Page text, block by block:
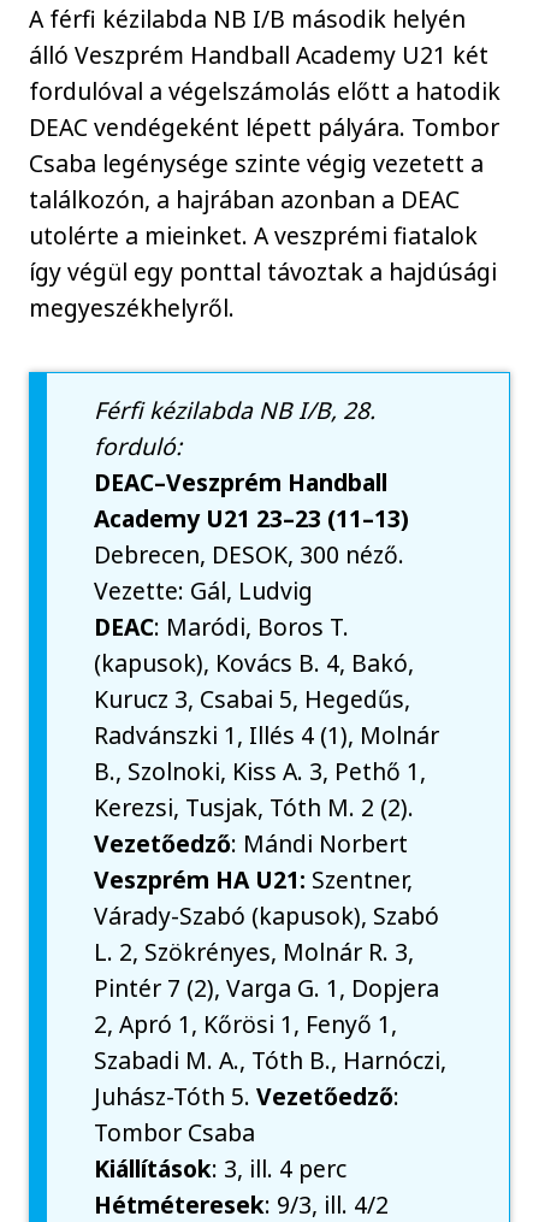
A férfi kézilabda NB I/B második helyén
álló Veszprém Handball Academy U21 két
fordulóval a végelszámolás előtt a hatodik
DEAC vendégeként lépett pályára. Tombor
Csaba legénysége szinte végig vezetett a
találkozón, a hajrában azonban a DEAC
utolérte a mieinket. A veszprémi fiatalok
így végül egy ponttal távoztak a hajdúsági
megyeszékhelyről.
Férfi kézilabda NB I/B, 28.
forduló:
DEAC–Veszprém Handball
Academy U21 23–23 (11–13)
Debrecen, DESOK, 300 néző.
Vezette: Gál, Ludvig
DEAC: Maródi, Boros T.
(kapusok), Kovács B. 4, Bakó,
Kurucz 3, Csabai 5, Hegedűs,
Radvánszki 1, Illés 4 (1), Molnár
B., Szolnoki, Kiss A. 3, Pethő 1,
Kerezsi, Tusjak, Tóth M. 2 (2).
Vezetőedző: Mándi Norbert
Veszprém HA U21: Szentner,
Várady-Szabó (kapusok), Szabó
L. 2, Szökrényes, Molnár R. 3,
Pintér 7 (2), Varga G. 1, Dopjera
2, Apró 1, Kőrösi 1, Fenyő 1,
Szabadi M. A., Tóth B., Harnóczi,
Juhász-Tóth 5.Vezetőedző:
Tombor Csaba
Kiállítások: 3, ill. 4 perc
Hétméteresek: 9/3, ill. 4/2